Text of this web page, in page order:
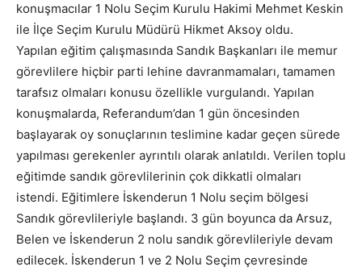
konuşmacılar 1 Nolu Seçim Kurulu Hakimi Mehmet Keskin
ile İlçe Seçim Kurulu Müdürü Hikmet Aksoy oldu.
Yapılan eğitim çalışmasında Sandık Başkanları ile memur
görevlilere hiçbir parti lehine davranmamaları, tamamen
tarafsız olmaları konusu özellikle vurgulandı. Yapılan
konuşmalarda, Referandum’dan 1 gün öncesinden
başlayarak oy sonuçlarının teslimine kadar geçen sürede
yapılması gerekenler ayrıntılı olarak anlatıldı. Verilen toplu
eğitimde sandık görevlilerinin çok dikkatli olmaları
istendi. Eğitimlere İskenderun 1 Nolu seçim bölgesi
Sandık görevlileriyle başlandı. 3 gün boyunca da Arsuz,
Belen ve İskenderun 2 nolu sandık görevlileriyle devam
edilecek. İskenderun 1 ve 2 Nolu Seçim çevresinde